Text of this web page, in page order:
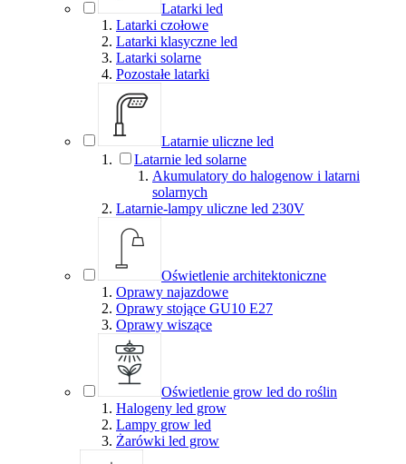
Latarki led
Latarki czołowe
Latarki klasyczne led
Latarki solarne
Pozostałe latarki
Latarnie uliczne led
Latarnie led solarne
Akumulatory do halogenow i latarni
solarnych
Latarnie-lampy uliczne led 230V
Oświetlenie architektoniczne
Oprawy najazdowe
Oprawy stojące GU10 E27
Oprawy wiszące
Oświetlenie grow led do roślin
Halogeny led grow
Lampy grow led
Żarówki led grow